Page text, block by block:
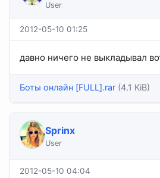
User
2012-05-10 01:25
давно ничего не выкладывал
Боты онлайн [FULL].rar (4.1 KiB)
Sprinx
User
2012-05-10 04:04